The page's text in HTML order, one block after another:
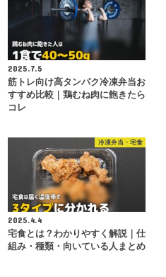
2025.7.5
筋トレ向け高タンパク冷凍弁当お
すすめ比較｜鶏むね肉に飽きたら
コレ
冷凍弁当・宅食
2025.4.4
宅食とは？わかりやすく解説｜仕
組み・種類・向いている人まとめ